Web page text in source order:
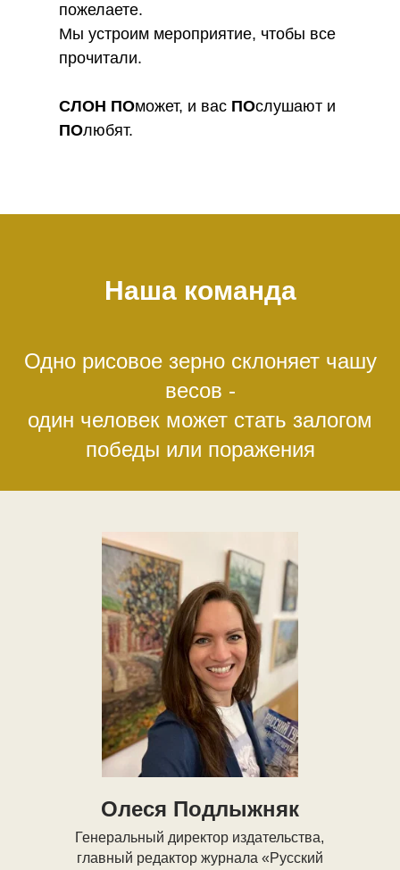
пожелаете.
Мы устроим мероприятие, чтобы все
прочитали.
СЛОН ПОможет, и вас ПОслушают и
ПОлюбят.
Наша команда
Одно рисовое зерно склоняет чашу
весов -
один человек может стать залогом
победы или поражения
Олеся Подлыжняк
Генеральный директор издательства,
главный редактор журнала «Русский